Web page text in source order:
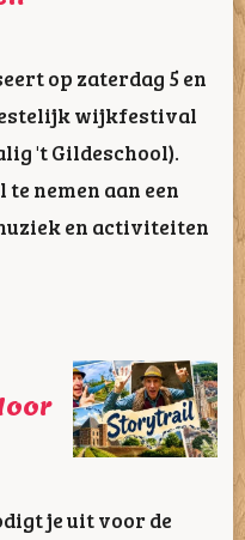
op zaterdag 5 en
wijkfestival
't Gildeschool).
nemen aan een
en activiteiten
je uit voor de